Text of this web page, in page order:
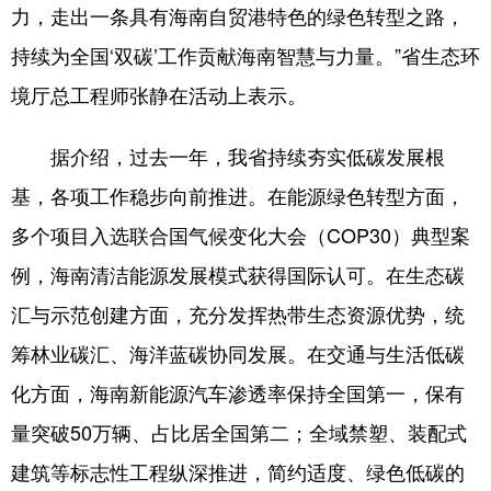
力，走出一条具有海南自贸港特色的绿色转型之路，
持续为全国‘双碳’工作贡献海南智慧与力量。”省生态环
境厅总工程师张静在活动上表示。
据介绍，过去一年，我省持续夯实低碳发展根
基，各项工作稳步向前推进。在能源绿色转型方面，
多个项目入选联合国气候变化大会（COP30）典型案
例，海南清洁能源发展模式获得国际认可。在生态碳
汇与示范创建方面，充分发挥热带生态资源优势，统
筹林业碳汇、海洋蓝碳协同发展。在交通与生活低碳
化方面，海南新能源汽车渗透率保持全国第一，保有
量突破50万辆、占比居全国第二；全域禁塑、装配式
建筑等标志性工程纵深推进，简约适度、绿色低碳的